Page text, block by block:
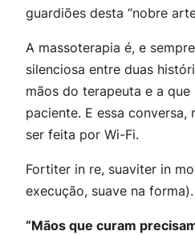
guardiões desta “nobre
A massoterapia é, e
silenciosa entre duas
mãos do terapeuta e a
paciente. E essa conversa,
ser feita por Wi-Fi.
Fortiter in re, suaviter in
execução, suave na forma).
“Mãos que curam